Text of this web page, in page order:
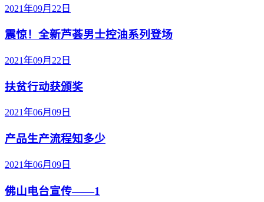
2021年09月22日
震惊！全新芦荟男士控油系列登场
2021年09月22日
扶贫行动获颁奖
2021年06月09日
产品生产流程知多少
2021年06月09日
佛山电台宣传——1